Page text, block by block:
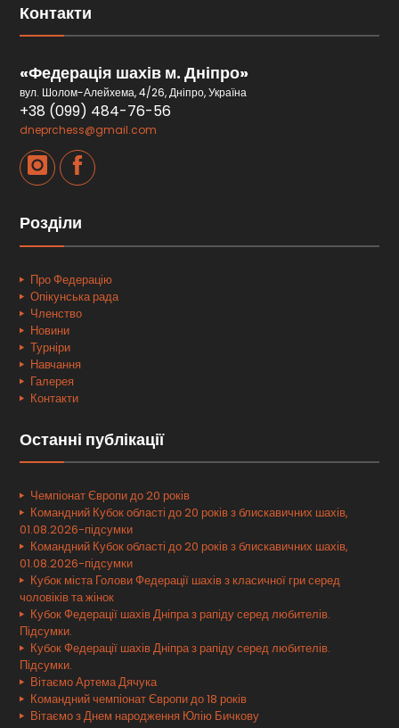
Контакти
«Федерація шахів м. Дніпро»
вул. Шолом-Алейхема, 4/26, Дніпро, Україна
+38 (099) 484-76-56
dneprchess@gmail.com
Розділи
Про Федерацію
Опікунська рада
Членство
Новини
Турніри
Навчання
Галерея
Контакти
Останні публікації
Чемпіонат Європи до 20 років
Командний Кубок області до 20 років з блискавичних шахів,
01.08.2026-підсумки
Командний Кубок області до 20 років з блискавичних шахів,
01.08.2026-підсумки
Кубок міста Голови Федерації шахів з класичної гри серед
чоловіків та жінок
Кубок Федерації шахів Дніпра з рапіду серед любителів.
Підсумки.
Кубок Федерації шахів Дніпра з рапіду серед любителів.
Підсумки.
Вітаємо Артема Дячука
Командний чемпіонат Європи до 18 років
Вітаємо з Днем народження Юлію Бичкову